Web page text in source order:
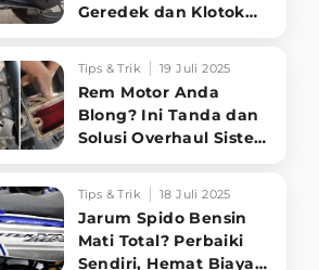
Geredek dan Klotok
Sampai Tuntas
Tips & Trik 19 Juli 2025
Rem Motor Anda
Blong? Ini Tanda dan
Solusi Overhaul Sistem
Tips & Trik 18 Juli 2025
Jarum Spido Bensin
Mati Total? Perbaiki
Sendiri, Hemat Biaya